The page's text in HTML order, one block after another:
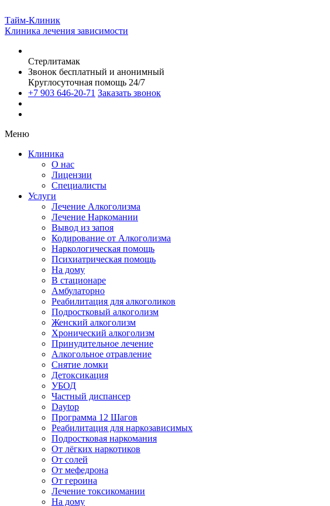
Тайм-Клиник
Клиника лечения зависимости
Стерлитамак
Звонок бесплатный и анонимный
Круглосуточная помощь 24/7
+7 903 646-20-71 Заказать звонок
Меню
Клиника
О нас
Лицензии
Специалисты
Услуги
Лечение Алкоголизма
Лечение Наркомании
Вывод из запоя
Кодирование от Алкоголизма
Наркологическая помощь
Психиатрическая помощь
На дому
В стационаре
Амбулаторно
Реабилитация для алкоголиков
Подростковый алкоголизм
Женский алкоголизм
Хронический алкоголизм
Принудительное лечение
Алкогольное отравление
Снятие ломки
Детоксикация
УБОД
Частный диспансер
Daytop
Программа 12 Шагов
Реабилитация для наркозависимых
Подростковая наркомания
От лёгких наркотиков
От солей
От мефедрона
От героина
Лечение токсикомании
На дому